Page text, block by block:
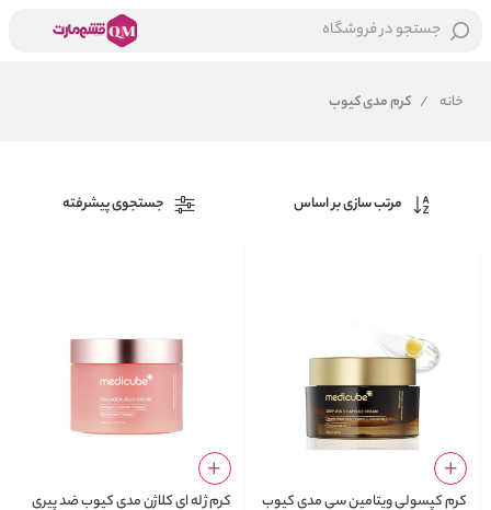
جستجو در فروشگاه
خانه / کرم مدی کیوب
مرتب سازی بر اساس جستجوی پیشرفته
کرم کپسولی ویتامین سی مدی کیوب
کرم ژله ای کلاژن مدی کیوب ضد پیری